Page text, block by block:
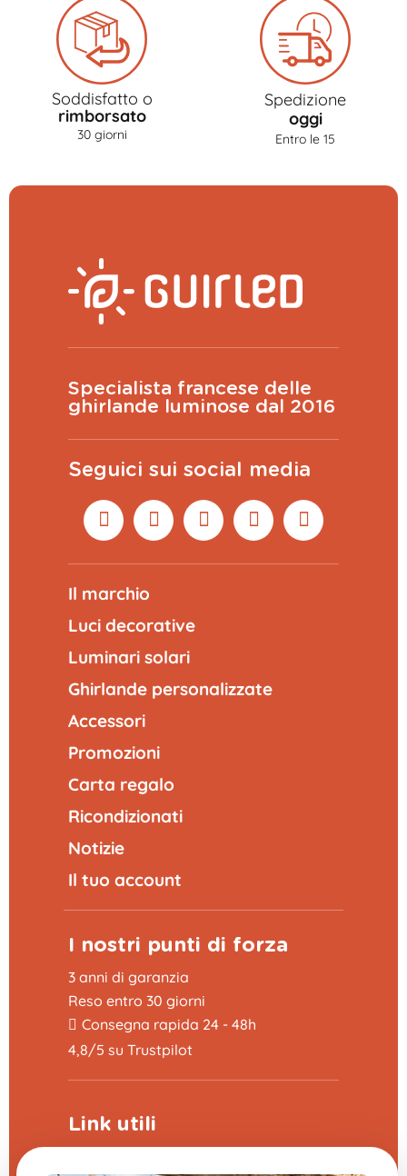
Soddisfatto o
rimborsato
30 giorni
Spedizione
oggi
Entro le 15
Specialista francese delle
ghirlande luminose dal 2016
Seguici sui social media
Il marchio
Luci decorative
Luminari solari
Ghirlande personalizzate
Accessori
Promozioni
Carta regalo
Ricondizionati
Notizie
Il tuo account
I nostri punti di forza
3 anni di garanzia
Reso entro 30 giorni
Consegna rapida 24 - 48h
4,8/5 su Trustpilot
Link utili